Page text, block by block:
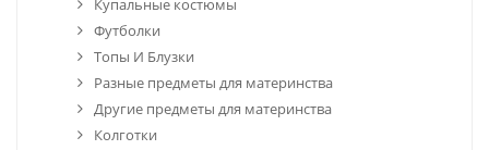
Купальные костюмы
Футболки
Топы И Блузки
Разные предметы для материнства
Другие предметы для материнства
Колготки